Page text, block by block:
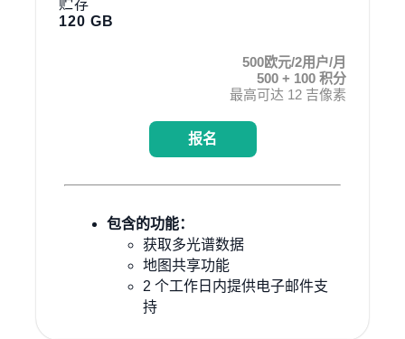
贮存
120 GB
500欧元/2用户/月
500 + 100 积分
最高可达 12 吉像素
报名
包含的功能：
获取多光谱数据
地图共享功能
2 个工作日内提供电子邮件支
持